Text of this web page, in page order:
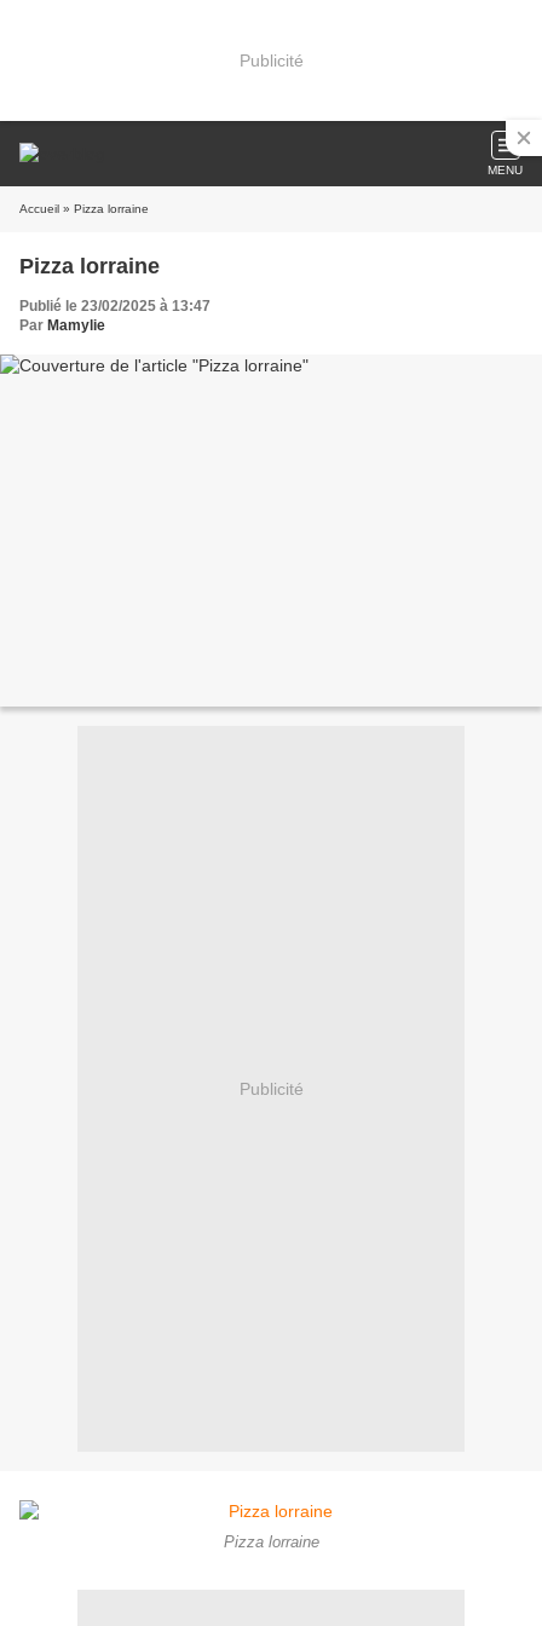
Publicité
MENU
Accueil » Pizza lorraine
Pizza lorraine
Publié le 23/02/2025 à 13:47
Par Mamylie
Publicité
Pizza lorraine